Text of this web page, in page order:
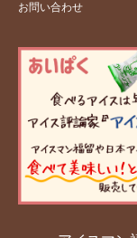
お問い合わせ